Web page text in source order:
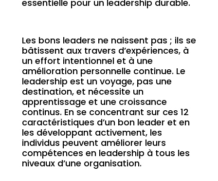
essentielle pour un leadership durable.
Les bons leaders ne naissent pas ; ils se
bâtissent aux travers d’expériences, à
un effort intentionnel et à une
amélioration personnelle continue. Le
leadership est un voyage, pas une
destination, et nécessite un
apprentissage et une croissance
continus. En se concentrant sur ces 12
caractéristiques d’un bon leader et en
les développant activement, les
individus peuvent améliorer leurs
compétences en leadership à tous les
niveaux d’une organisation.